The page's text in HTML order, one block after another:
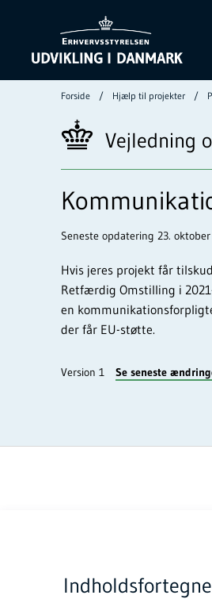
Forside Hjælp til projekter
Vejledning
Seneste opdatering 23.
Hvis jeres projekt får
Retfærdig Omstilling i
en
der får EU-støtte.
Version 1 Se seneste